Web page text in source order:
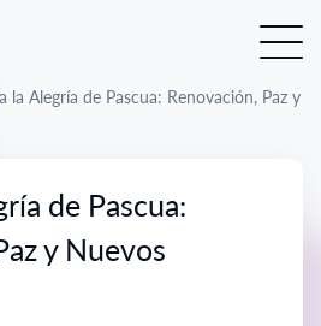
la Alegría de Pascua: Renovación, Paz y
de Pascua:
y Nuevos